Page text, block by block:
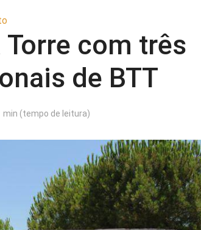
Torre com três
de BTT
min (tempo de leitura)